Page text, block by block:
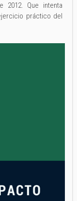
2012. Que intenta
práctico del